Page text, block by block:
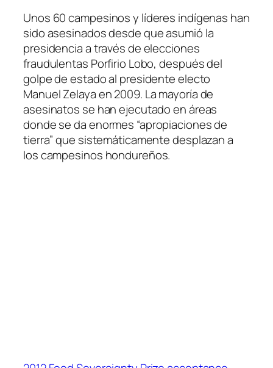
Unos 60 campesinos y líderes indígenas han
sido asesinados desde que asumió la
presidencia a través de elecciones
fraudulentas Porfirio Lobo, después del
golpe de estado al presidente electo
Manuel Zelaya en 2009. La mayoría de
asesinatos se han ejecutado en áreas
donde se da enormes “apropiaciones de
tierra” que sistemáticamente desplazan a
los campesinos hondureños.